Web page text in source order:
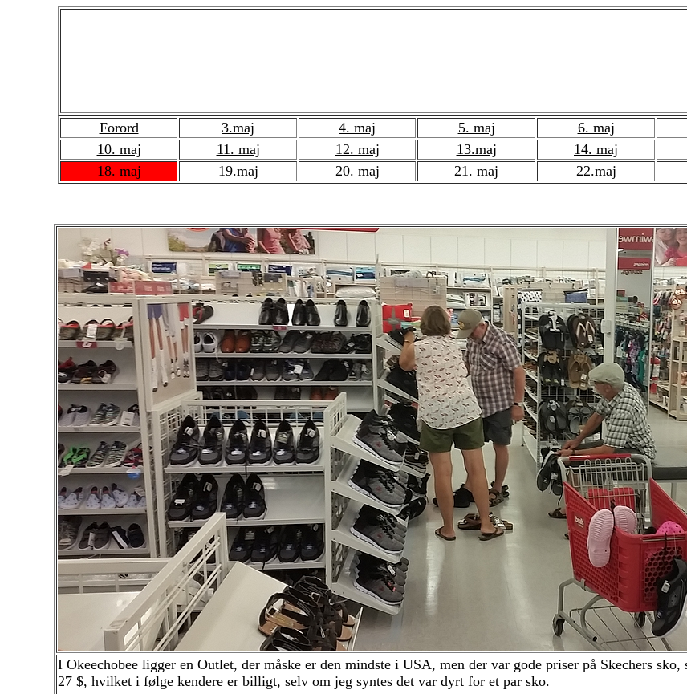
Forord 3.maj 4. maj 5. maj 6. maj
10. maj
11. maj 12. maj 13.maj 14. maj
18. maj
19.maj 20. maj 21. maj 22.maj
I Okeechobee ligger en Outlet, der måske er den mindste i USA, men der var gode priser på Skechers
27 $, hvilket i følge kendere er billigt, selv om jeg syntes det var dyrt for et par sko.